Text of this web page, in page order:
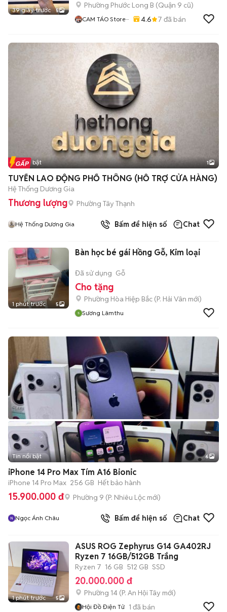
39 giây trước 5
Phường Phước Long B (Quận 9 cũ)
CAM TÁO Store··· 4.6 7 đã bán
Tin nổi bật 1
TUYỂN LAO ĐỘNG PHỔ THÔNG (HỖ TRỢ CỬA HÀNG)
Hệ Thống Dương Gia
Thương lượng Phường Tây Thạnh
Hệ Thống Dương Gia Bấm để hiện số Chat
1 phút trước 5
Bàn học bé gái Hồng Gỗ, Kim loại
Đã sử dụng Gỗ
Cho tặng
Phường Hòa Hiệp Bắc (P. Hải Vân mới)
Sương Lâmthu
+2
Tin nổi bật 6
iPhone 14 Pro Max Tím A16 Bionic
iPhone 14 Pro Max 256 GB Hết bảo hành
15.900.000 đ Phường 9 (P. Nhiêu Lộc mới)
Ngọc Ánh Châu Bấm để hiện số Chat
1 phút trước 5
ASUS ROG Zephyrus G14 GA402RJ
Ryzen 7 16GB/512GB Trắng
Ryzen 7 16 GB 512 GB SSD
20.000.000 đ
Phường 14 (P. An Hội Tây mới)
Hội Đồ Điện Tử 1 đã bán